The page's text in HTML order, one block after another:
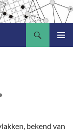
bekend van